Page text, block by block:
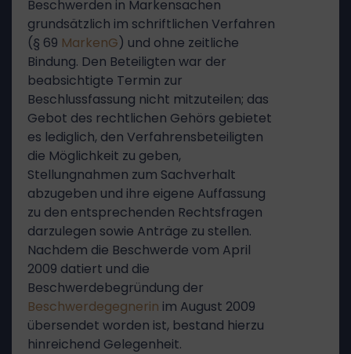
Beschwerden in Markensachen
grundsätzlich im schriftlichen Verfahren
(§ 69 MarkenG) und ohne zeitliche
Bindung. Den Beteiligten war der
beabsichtigte Termin zur
Beschlussfassung nicht mitzuteilen; das
Gebot des rechtlichen Gehörs gebietet
es lediglich, den Verfahrensbeteiligten
die Möglichkeit zu geben,
Stellungnahmen zum Sachverhalt
abzugeben und ihre eigene Auffassung
zu den entsprechenden Rechtsfragen
darzulegen sowie Anträge zu stellen.
Nachdem die Beschwerde vom April
2009 datiert und die
Beschwerdebegründung der
Beschwerdegegnerin im August 2009
übersendet worden ist, bestand hierzu
hinreichend Gelegenheit.